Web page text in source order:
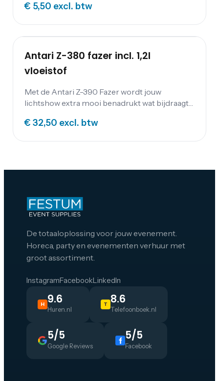
€ 5,50 excl. btw
Antari Z-380 fazer incl. 1,2l
vloeistof
Met de Antari Z-390 Fazer wordt jouw
lichtshow extra mooi benadrukt wat bijdraagt
rookmachine wordt geleverd met 1,2 liter
€ 32,50 excl. btw
De totaaloplossing voor jouw evenement.
Horeca, party en evenementen verhuur met
groot assortiment.
InstagramFacebookLinkedIn
H 9.6
Huren.nl
T 8.6
Telefoonboek.nl
5/5
Google Reviews
5/5
Facebook